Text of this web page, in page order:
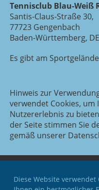
Diese Website verwendet
Tennisclub Blau-Weiß
Santis-Claus-Straße 30,
77723 Gengenbach
Baden-Württemberg, DE
Es gibt am
Hinweis zur
verwendet Cookies, um
Nutzererlebnis zu
der Seite stimmen Sie
gemäß unserer